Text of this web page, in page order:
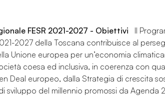
FESR 2021-2027 - Obiettivi Il
2027 della Toscana contribuisce al
Unione europea per un’economia
coesa ed inclusiva, in coerenza con
Deal europeo, dalla Strategia di crescita
sviluppo del millennio promossi da Agenda